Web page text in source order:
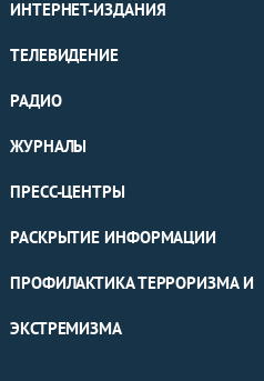
ИНТЕРНЕТ-ИЗДАНИЯ
ТЕЛЕВИДЕНИЕ
РАДИО
ЖУРНАЛЫ
ПРЕСС-ЦЕНТРЫ
РАСКРЫТИЕ ИНФОРМАЦИИ
ПРОФИЛАКТИКА ТЕРРОРИЗМА И
ЭКСТРЕМИЗМА